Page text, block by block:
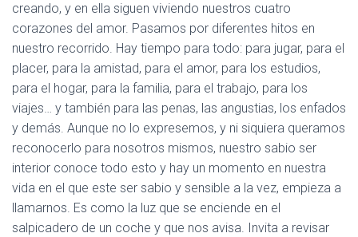
creando, y en ella siguen viviendo nuestros cuatro
corazones del amor. Pasamos por diferentes hitos en
nuestro recorrido. Hay tiempo para todo: para jugar, para el
placer, para la amistad, para el amor, para los estudios,
para el hogar, para la familia, para el trabajo, para los
viajes… y también para las penas, las angustias, los enfados
y demás. Aunque no lo expresemos, y ni siquiera queramos
reconocerlo para nosotros mismos, nuestro sabio ser
interior conoce todo esto y hay un momento en nuestra
vida en el que este ser sabio y sensible a la vez, empieza a
llamarnos. Es como la luz que se enciende en el
salpicadero de un coche y que nos avisa. Invita a revisar